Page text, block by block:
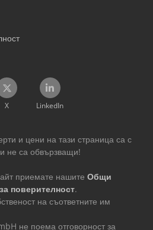
X LinkedIn
и цени на тази страница са с
не са обвързващи!
приемате нашите Общи
поверителност.
на съответните им
не поема отговорност за